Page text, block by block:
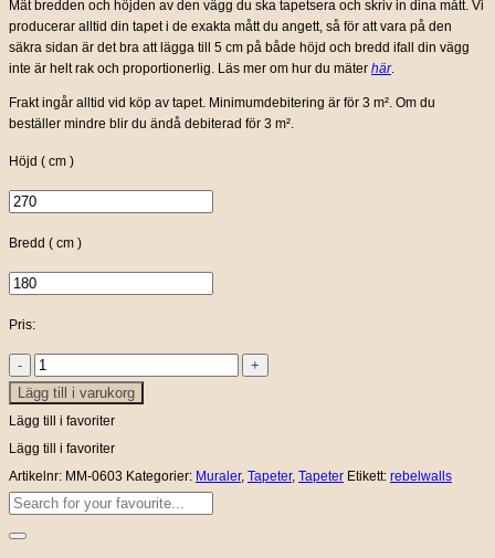
Mät bredden och höjden av den vägg du ska tapetsera och skriv in dina mått. Vi
producerar alltid din tapet i de exakta mått du angett, så för att vara på den
säkra sidan är det bra att lägga till 5 cm på både höjd och bredd ifall din vägg
inte är helt rak och proportionerlig. Läs mer om hur du mäter här.
Frakt ingår alltid vid köp av tapet. Minimumdebitering är för 3 m². Om du
beställer mindre blir du ändå debiterad för 3 m².
Höjd ( cm )
Bredd ( cm )
Pris:
Teeny
Berries
-
Dusty
Blue
mängd
Lägg till i varukorg
Lägg till i favoriter
Lägg till i favoriter
Artikelnr: MM-0603 Kategorier: Muraler, Tapeter, Tapeter Etikett: rebelwalls
Sök
efter: